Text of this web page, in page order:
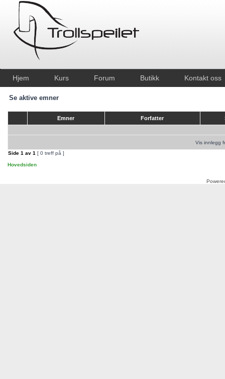
Hjem Kurs Forum Butikk Kontakt oss
Se aktive emner
Emner Forfatter
Vis innlegg
Side 1 av 1 [ 0 treff på ]
Hovedsiden